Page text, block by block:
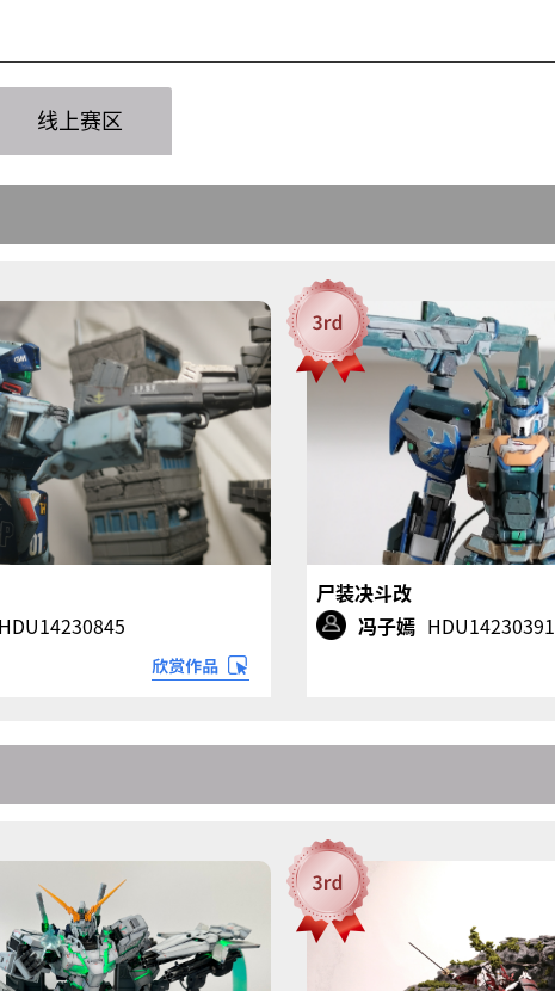
线上赛区
HDU14230845
尸装决斗改
冯子嫣
HDU14230391